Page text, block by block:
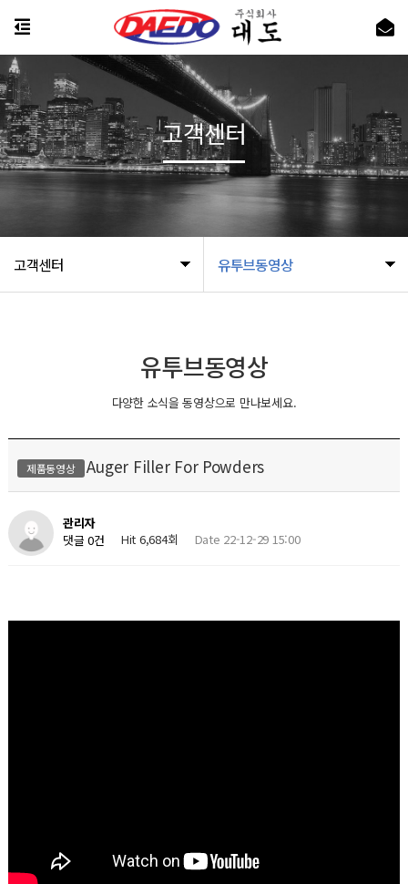
고객센터 유투브동영상
고객센터
유투브동영상
다양한 소식을 동영상으로 만나보세요.
제품동영상 Auger Filler For Powders
관리자
댓글 0건
Hit 6,684회 Date 22-12-29 15:00